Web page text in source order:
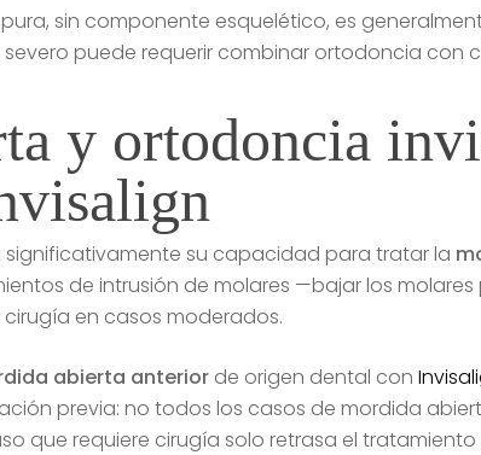
sin componente esquelético, es
puede requerir combinar ortodoncia con
y ortodoncia
su capacidad para tratar la
de intrusión de molares —bajar los
en casos moderados.
abierta anterior de origen dental con
previa: no todos los casos de mordida
que requiere cirugía solo retrasa el